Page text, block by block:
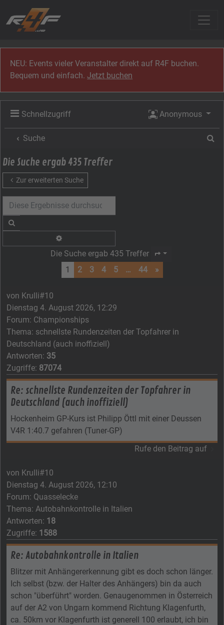
NEU: Events vieler Veranstalter direkt auf R4F buchen.
Bequem und einfach.Jetzt buchen
Schnellzugriff Anonymous
Suche
Die Suche ergab 435 Treffer
Zur erweiterten Suche
Die Suche ergab 435 Treffer Seite
1 2 3 4 5 … 44 »
von Krulli#10
Dienstag 4. August 2026, 12:29
Forum: Championships
Thema: schnellste Rundenzeiten der Topfahrer in
Deutschland (auch inoffiziell)
Antworten: 35
Zugriffe: 87074
Re: schnellste Rundenzeiten der Topfahrer in
Deutschland (auch inoffiziell)
Hockenheim GP-Kurs ist Philipp Öttl mit einer Deussen
V4R 1:40.7 gefahren (Tuner-GP)
Rufe den Beitrag auf
von Krulli#10
Dienstag 4. August 2026, 12:10
Forum: Quasselecke
Thema: Autobahnkontrolle in Italien
Antworten: 18
Zugriffe: 1588
Re: Autobahnkontrolle in Italien
Blitzer mit Anhängererkennung gibt es doch schon länger.
Ich selbst (bzw. der Halter des Anhängers) bin da auch
schon "überführt" worden. Genaugenommen in Österreich
auf der A2 von Ungarn kommend Richtung Klagenfurth,
ca. 50km vor Klagenfurth ist generell 100 erlaubt, ich bin